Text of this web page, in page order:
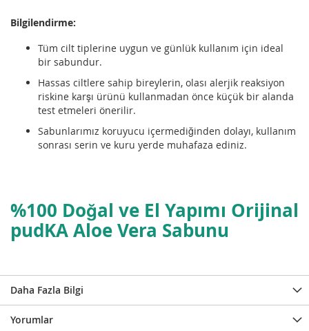
Bilgilendirme:
Tüm cilt tiplerine uygun ve günlük kullanım için ideal
bir sabundur.
Hassas ciltlere sahip bireylerin, olası alerjik reaksiyon
riskine karşı ürünü kullanmadan önce küçük bir alanda
test etmeleri önerilir.
Sabunlarımız koruyucu içermediğinden dolayı, kullanım
sonrası serin ve kuru yerde muhafaza ediniz.
%100 Doğal ve El Yapımı Orijinal
pudKAAloe Vera Sabunu
Daha Fazla Bilgi
Yorumlar